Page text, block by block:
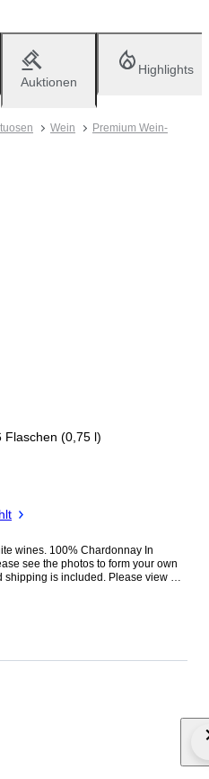
Auktionen
Highlights
Wein
Premium Wein-
Flaschen (0,75 l)
included. Please view my